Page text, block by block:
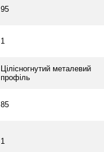
95
1
Цілісногнутий металевий
профіль
85
1